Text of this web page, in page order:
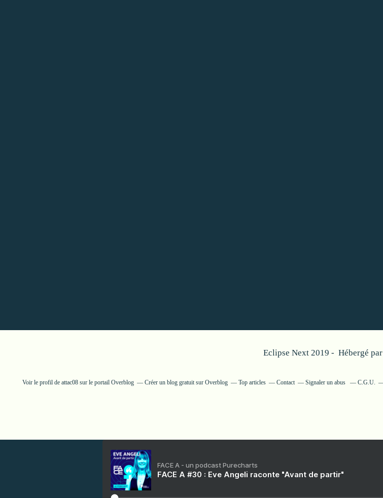
Eclipse Next 2019 - Hébergé par
Voir le profil de attac08 sur le portail Overblog Créer un blog gratuit sur Overblog Top articles Contact Signaler un abus C.G.U.
FACE A - un podcast Purecharts
FACE A #30 : Eve Angeli raconte "Avant de partir"